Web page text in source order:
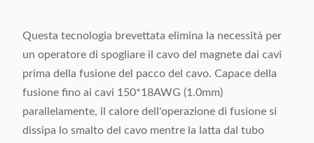
Questa tecnologia brevettata elimina la necessità per
un operatore di spogliare il cavo del magnete dai cavi
prima della fusione del pacco del cavo. Capace della
fusione fino ai cavi 150*18AWG (1.0mm)
parallelamente, il calore dell'operazione di fusione si
dissipa lo smalto del cavo mentre la latta dal tubo